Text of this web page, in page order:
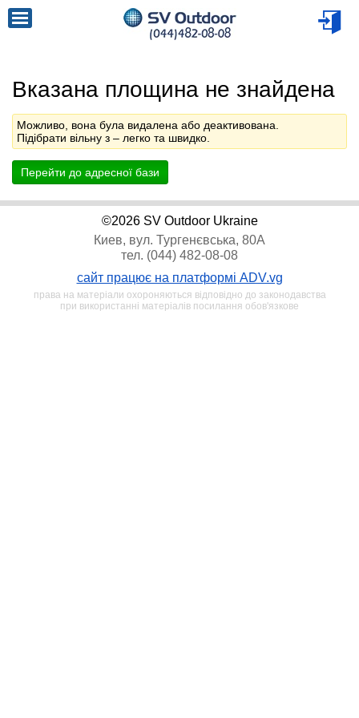
Вказана площина не знайдена
Можливо, вона була видалена або деактивована.
Підібрати вільну з – легко та швидко.
Перейти до адресної бази
©2026 SV Outdoor Ukraine
Киев, вул. Тургенєвська, 80А
тел. (044) 482-08-08
сайт працює на платформі ADV.vg
права на матеріали охороняються відповідно до законодавства
при використанні матеріалів посилання обов'язкове